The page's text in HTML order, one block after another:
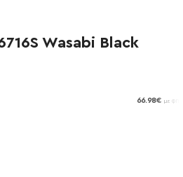
Wasabi Black
66.98€ με ΦΠΑ